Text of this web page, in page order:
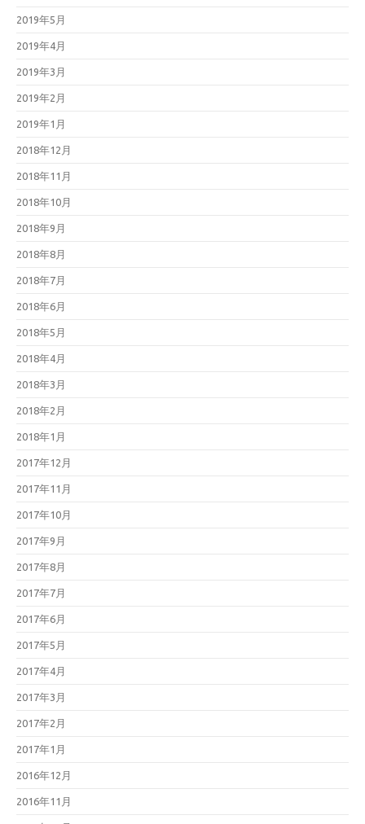
2019年5月
2019年4月
2019年3月
2019年2月
2019年1月
2018年12月
2018年11月
2018年10月
2018年9月
2018年8月
2018年7月
2018年6月
2018年5月
2018年4月
2018年3月
2018年2月
2018年1月
2017年12月
2017年11月
2017年10月
2017年9月
2017年8月
2017年7月
2017年6月
2017年5月
2017年4月
2017年3月
2017年2月
2017年1月
2016年12月
2016年11月